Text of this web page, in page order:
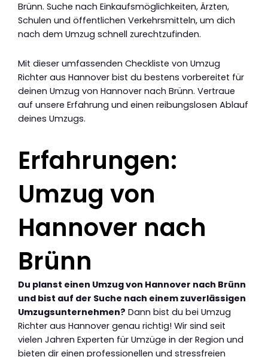
Brünn. Suche nach Einkaufsmöglichkeiten, Ärzten,
Schulen und öffentlichen Verkehrsmitteln, um dich
nach dem Umzug schnell zurechtzufinden.
Mit dieser umfassenden Checkliste von Umzug
Richter aus Hannover bist du bestens vorbereitet für
deinen Umzug von Hannover nach Brünn. Vertraue
auf unsere Erfahrung und einen reibungslosen Ablauf
deines Umzugs.
Erfahrungen:
Umzug von
Hannover nach
Brünn
Du planst einen Umzug von Hannover nach Brünn
und bist auf der Suche nach einem zuverlässigen
Umzugsunternehmen? Dann bist du bei Umzug
Richter aus Hannover genau richtig! Wir sind seit
vielen Jahren Experten für Umzüge in der Region und
bieten dir einen professionellen und stressfreien